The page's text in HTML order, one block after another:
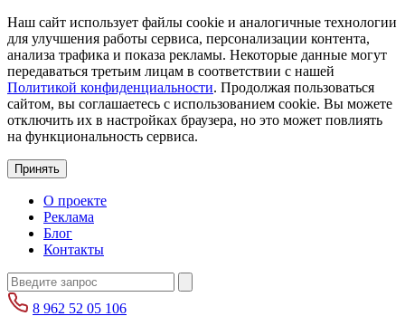
Наш сайт использует файлы cookie и аналогичные технологии
для улучшения работы сервиса, персонализации контента,
анализа трафика и показа рекламы. Некоторые данные могут
передаваться третьим лицам в соответствии с нашей
Политикой конфиденциальности. Продолжая пользоваться
сайтом, вы соглашаетесь с использованием cookie. Вы можете
отключить их в настройках браузера, но это может повлиять
на функциональность сервиса.
Принять
О проекте
Реклама
Блог
Контакты
8 962 52 05 106